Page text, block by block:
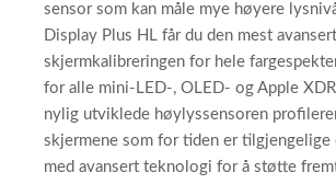
sensor som kan måle mye høyere
Display Plus HL får du den mest
skjermkalibreringen for hele
for alle mini-LED-, OLED- og Apple
nylig utviklede høylyssensoren
skjermene som for tiden er
med avansert teknologi for å støtte